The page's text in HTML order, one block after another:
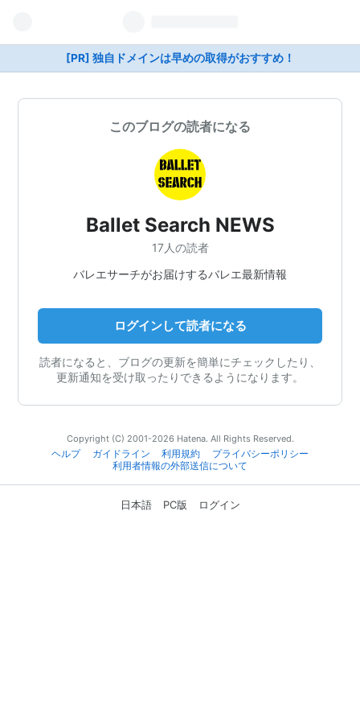
[PR] 独自ドメインは早めの取得がおすすめ！
このブログの読者になる
Ballet Search NEWS
17人の読者
バレエサーチがお届けするバレエ最新情報
ログインして読者になる
読者になると、ブログの更新を簡単にチェックしたり、
更新通知を受け取ったりできるようになります。
Copyright (C) 2001-2026 Hatena. All Rights Reserved.
ヘルプ
ガイドライン 利用規約
プライバシーポリシー
利用者情報の外部送信について
日本語 PC版 ログイン